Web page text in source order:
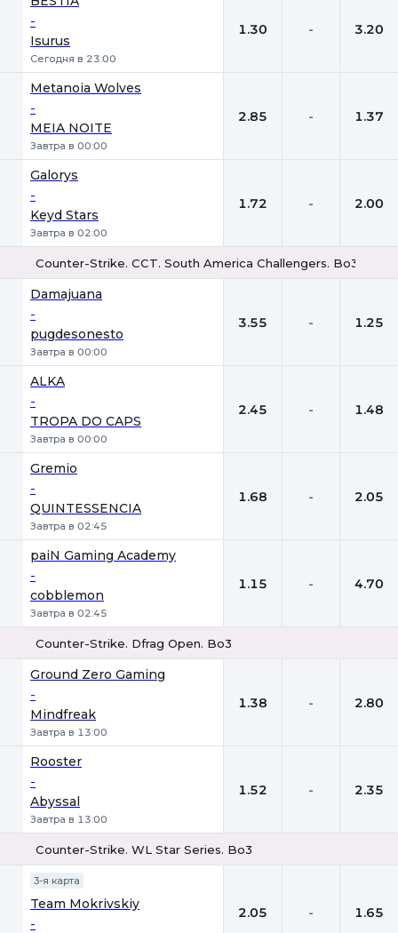
-
Isurus
Сегодня в 23:00
1.30 - 3.20
Metanoia Wolves
-
MEIA NOITE
Завтра в 00:00
2.85 - 1.37
Galorys
-
Keyd Stars
Завтра в 02:00
1.72 - 2.00
Counter-Strike. CCT. South America Challengers. Bo3
Damajuana
-
pugdesonesto
Завтра в 00:00
3.55 - 1.25
ALKA
-
TROPA DO CAPS
Завтра в 00:00
2.45 - 1.48
Gremio
-
QUINTESSENCIA
Завтра в 02:45
1.68 - 2.05
paiN Gaming Academy
-
cobblemon
Завтра в 02:45
1.15 - 4.70
Counter-Strike. Dfrag Open. Bo3
Ground Zero Gaming
-
Mindfreak
Завтра в 13:00
1.38 - 2.80
Rooster
-
Abyssal
Завтра в 13:00
1.52 - 2.35
Counter-Strike. WL Star Series. Bo3
3-я карта
Team Mokrivskiy
-
2.05 - 1.65